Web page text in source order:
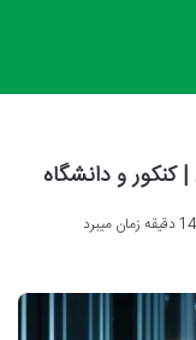
کنکور و دانشگاه